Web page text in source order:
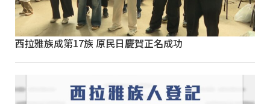
西拉雅族成第17族 原民日慶賀正名成功